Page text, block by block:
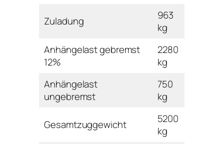
Zuladung
963
kg
Anhängelast gebremst
12%
2280
kg
Anhängelast
ungebremst
750
kg
Gesamtzuggewicht
5200
kg